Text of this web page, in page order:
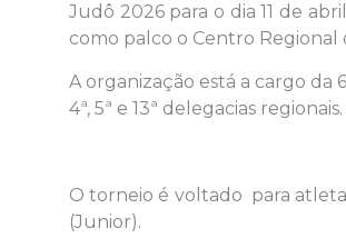
Judô 2026 para o dia 11 de
como palco o Centro Regional
A organização está a cargo da
4ª, 5ª e 13ª delegacias regionais.
O torneio é voltado para
(Junior).